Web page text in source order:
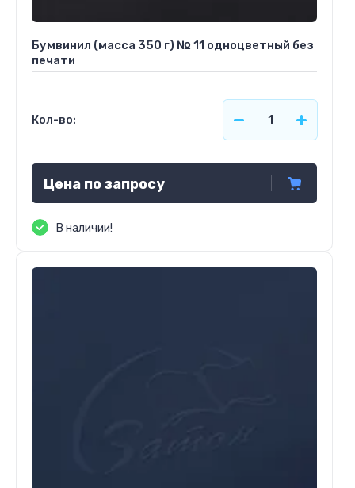
Бумвинил (масса 350 г) № 11 одноцветный без
печати
Кол-во:
Цена по запросу
В наличии!